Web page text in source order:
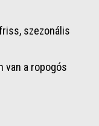
szezonális
van a ropogós